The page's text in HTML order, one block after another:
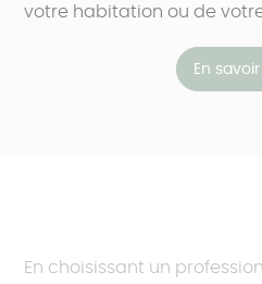
votre habitation ou de
En
En choisissant un